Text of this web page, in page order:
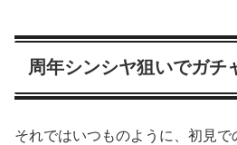
周年シンシヤ狙いでガチ
それではいつものように、初見